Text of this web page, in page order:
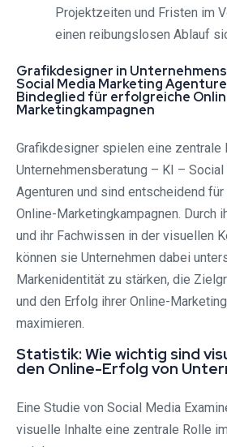
Projektzeiten und Fristen im
einen reibungslosen Ablauf
Grafikdesigner in
Social Media Marketing
Bindeglied für erfolgreiche
Marketingkampagnen
Grafikdesigner spielen eine zentrale
Unternehmensberatung – KI –
Agenturen und sind entscheidend
Online-Marketingkampagnen. Durch
und ihr Fachwissen in der visuellen
können sie Unternehmen dabei
Markenidentität zu stärken, die
und den Erfolg ihrer Online-
maximieren.
Statistik: Wie wichtig sind
den Online-Erfolg von
Eine Studie von Social Media
visuelle Inhalte eine zentrale Rolle